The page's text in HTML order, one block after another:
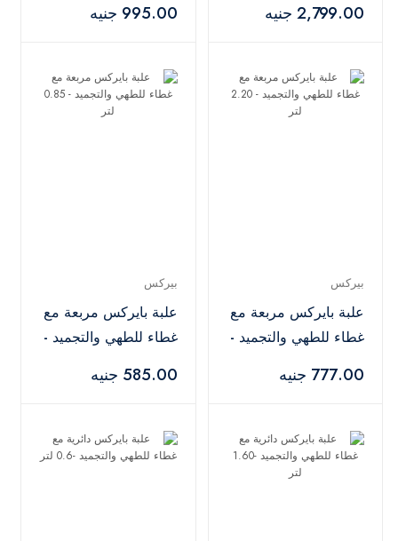
2,799.00 جنيه 995.00 جنيه
بيركس
علبة بايركس مربعة مع
غطاء للطهي والتجميد -
777.00 جنيه
بيركس
علبة بايركس مربعة مع
غطاء للطهي والتجميد -
585.00 جنيه